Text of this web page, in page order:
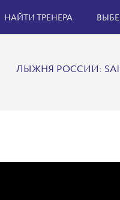
НАЙТИ ТРЕНЕРА
ЛЫЖНЯ РОССИИ: